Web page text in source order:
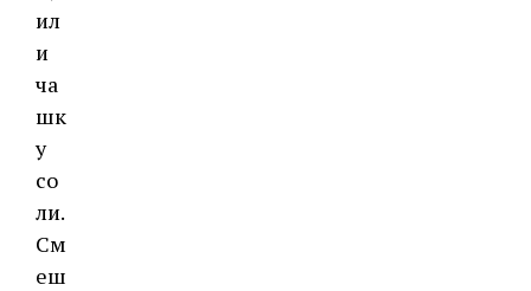
ил
и
ча
шк
у
со
ли.
См
еш